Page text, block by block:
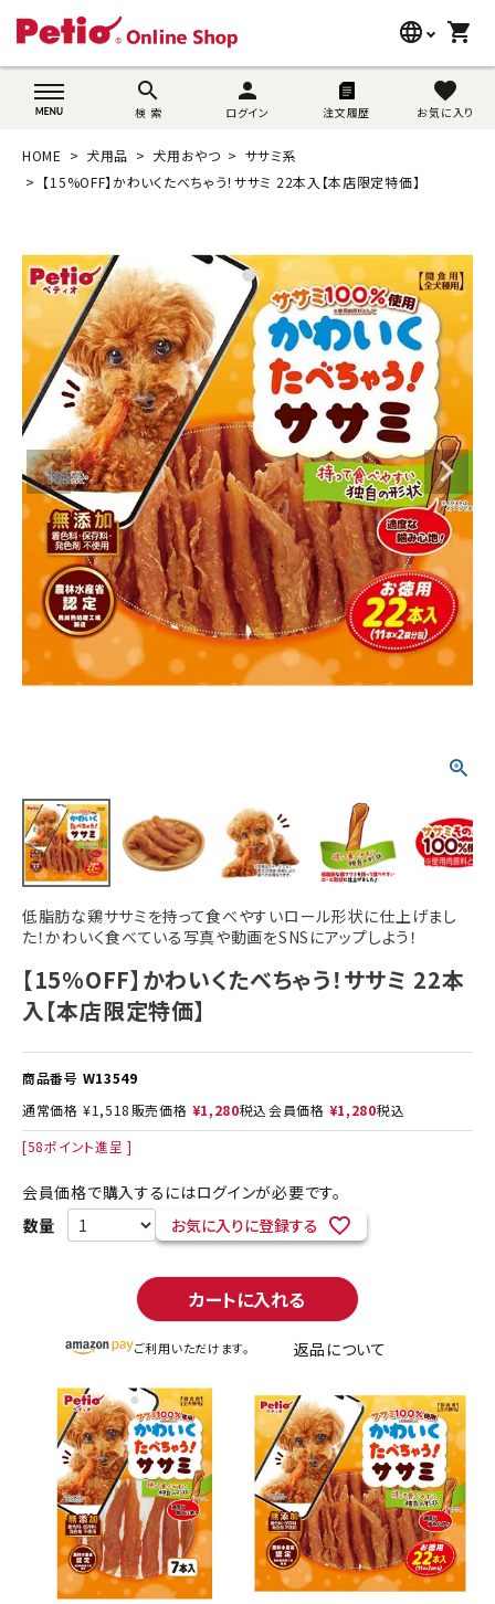
language
wovn-lang-name
shopping_cart
search
検 索
person
ログイン 注文履歴
favorite
お気に入り
search
猫用品
ブランド別に探す
目的別に探す
SNS
ご利用案内
ACCOUNT MENU
ようこそ ゲスト 様
meeting_room ログイン person 新規会員登録
HOME 犬用品 犬用おやつ
ササミ系
【15%OFF】かわいくたべちゃう！ササミ 22本入【本店限定特価】
低脂肪な鶏ササミを持って食べやすいロール形状に仕上げまし
た！かわいく食べている写真や動画をSNSにアップしよう！
【15%OFF】かわいくたべちゃう！ササミ 22本
入【本店限定特価】
商品番号 W13549
通常価格 ¥1,518 販売価格 ¥1,280税込会員価格 ¥1,280税込
[58ポイント進呈 ]
会員価格で購入するにはログインが必要です。
お気に入りに登録する
カートに入れる
ご利用いただけます。 返品について